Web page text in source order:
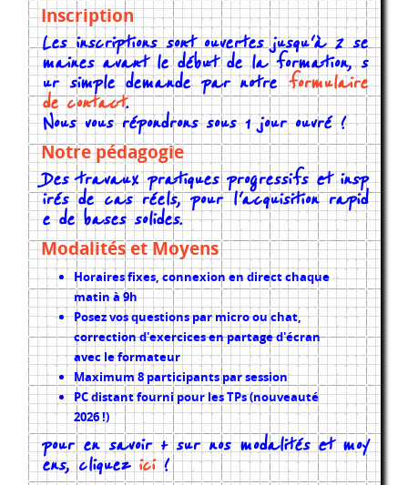
Inscription
Les inscriptions sont ouvertes jusqu'à 2 se
maines avant le début de la formation, s
ur simple demande par notreformulaire
de contact.
Nous vous répondrons sous 1 jour ouvré !
Notre pédagogie
Des travaux pratiques progressifs et insp
irés de cas réels, pour l'acquisition rapid
e de bases solides.
Modalités et Moyens
Horaires fixes, connexion en direct chaque
matin à 9h
Posez vos questions par micro ou chat,
correction d'exercices en partage d'écran
avec le formateur
Maximum 8 participants par session
PC distant fourni pour les TPs (nouveauté
2026 !)
pour en savoir + sur nos modalités et moy
ens, cliquezici!